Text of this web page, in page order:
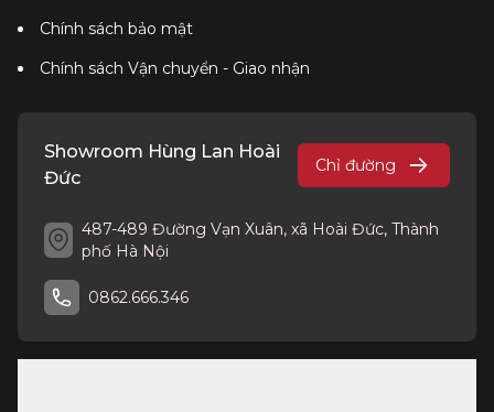
Chính sách bảo mật
Chính sách Vận chuyển - Giao nhận
Showroom Hùng Lan Hoài
Đức
Chỉ đường
487-489 Đường Vạn Xuân, xã Hoài Đức, Thành
phố Hà Nội
0862.666.346